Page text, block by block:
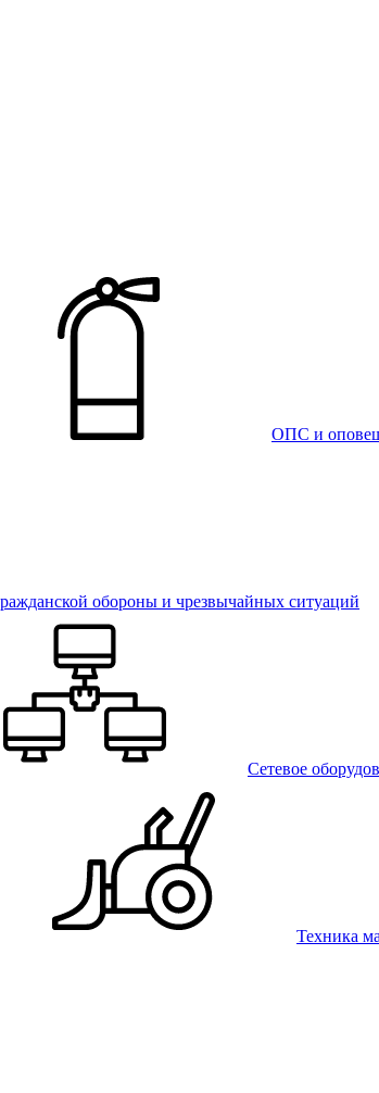
ОПС и
обороны и чрезвычайных ситуаций
Сетевое
Техника